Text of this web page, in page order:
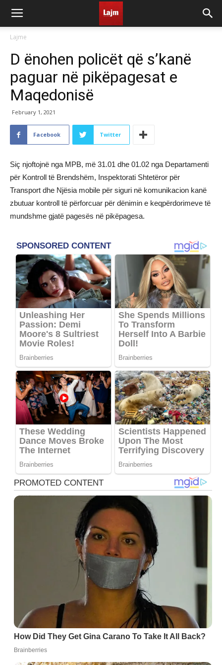
Lajme
D ënohen policët që s’kanë
paguar në pikëpagesat e
Maqedonisë
February 1, 2021
Facebook Twitter
Siç njoftojnë nga MPB, më 31.01 dhe 01.02 nga Departamenti
për Kontroll të Brendshëm, Inspektorati Shtetëror për
Transport dhe Njësia mobile për siguri në komunikacion kanë
zbutuar kontroll të përforcuar për dënimin e keqpërdorimeve të
mundshme gjatë pagesës në pikëpagesa.